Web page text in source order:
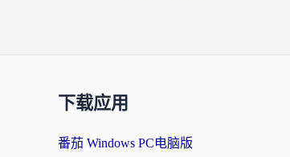
下载应用
番茄 Windows PC电脑版